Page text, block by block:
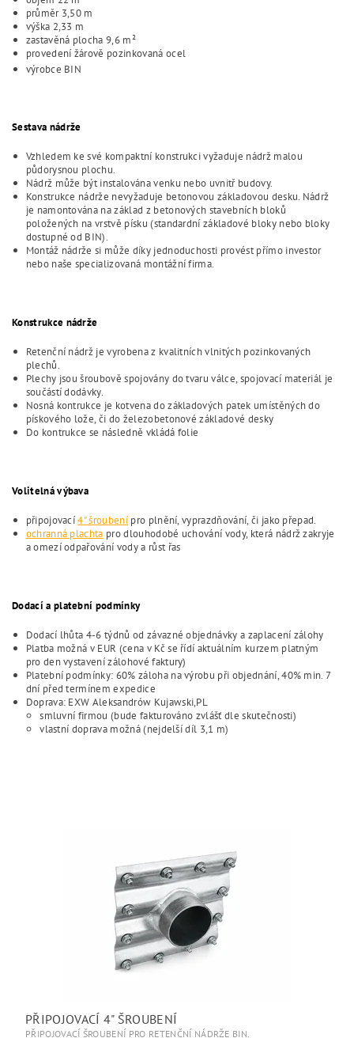
průměr 3,50 m
výška 2,33 m
zastavěná plocha 9,6 m²
provedení žárově pozinkovaná ocel
výrobce BIN
Sestava nádrže
Vzhledem ke své kompaktní konstrukci vyžaduje nádrž malou
půdorysnou plochu.
Nádrž může být instalována venku nebo uvnitř budovy.
Konstrukce nádrže nevyžaduje betonovou základovou desku. Nádrž
je namontována na základ z betonových stavebních bloků
položených na vrstvě písku (standardní základové bloky nebo bloky
dostupné od BIN).
Montáž nádrže si může díky jednoduchosti provést přímo investor
nebo naše specializovaná montážní firma.
Konstrukce nádrže
Retenční nádrž je vyrobena z kvalitních vlnitých pozinkovaných
plechů.
Plechy jsou šroubově spojovány do tvaru válce, spojovací materiál je
součástí dodávky.
Nosná kontrukce je kotvena do základových patek umístěných do
pískového lože, či do železobetonové základové desky
Do kontrukce se následně vkládá folie
Volitelná výbava
připojovací4" šroubenípro plnění, vyprazdňování, či jako přepad.
ochranná plachta pro dlouhodobé uchování vody, která nádrž zakryje
a omezí odpařování vody a růst řas
Dodací a platební podmínky
Dodací lhůta 4-6 týdnů od závazné objednávky a zaplacení zálohy
Platba možná v EUR (cena v Kč se řídí aktuálním kurzem platným
pro den vystavení zálohové faktury)
Platební podmínky: 60% záloha na výrobu při objednání, 40% min. 7
dní před termínem expedice
Doprava: EXW Aleksandrów Kujawski,PL
smluvní firmou (bude fakturováno zvlášť dle skutečnosti)
vlastní doprava možná (nejdelší díl 3,1 m)
PŘIPOJOVACÍ 4" ŠROUBENÍ
PŘIPOJOVACÍ ŠROUBENÍ PRO RETENČNÍ NÁDRŽE BIN.